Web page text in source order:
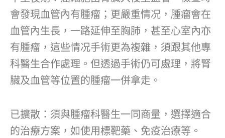
會發現血管內有腫瘤；更嚴重情况，腫瘤會在
血管內生長，一路延伸至胸肺，甚至心室內亦
有腫瘤，這些情况手術更為複雜，須跟其他專
科醫生合作處理。但透過手術仍可處理，將腎
臟及血管等位置的腫瘤一併拿走。
已擴散：須與腫瘤科醫生一同商量，選擇適合
的治療方案，如使用標靶藥、免疫治療等。